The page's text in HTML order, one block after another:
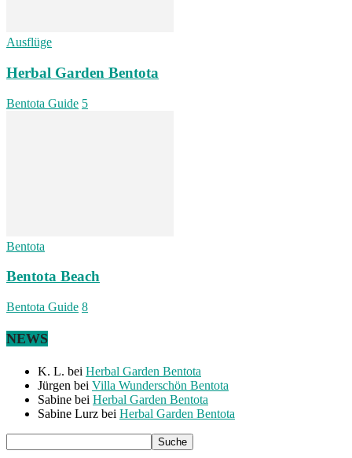
Ausflüge
Herbal Garden Bentota
Bentota Guide 5
Bentota
Bentota Beach
Bentota Guide 8
NEWS
K. L. bei Herbal Garden Bentota
Jürgen bei Villa Wunderschön Bentota
Sabine bei Herbal Garden Bentota
Sabine Lurz bei Herbal Garden Bentota